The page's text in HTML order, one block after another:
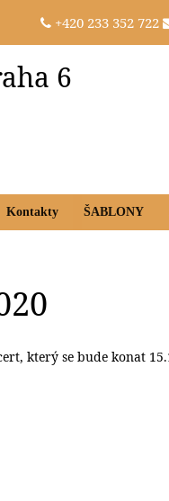
+420 233 352 722
6
Kontakty ŠABLONY
který se bude konat